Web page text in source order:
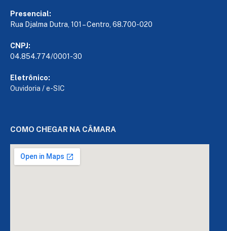
Presencial:
Rua Djalma Dutra, 101 – Centro, 68.700-020
CNPJ:
04.854.774/0001-30
Eletrônico:
Ouvidoria /e-SIC
COMO CHEGAR NA CÂMARA